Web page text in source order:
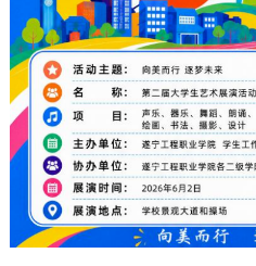
章
程
软
件
学
院
数
助
心
理
健
康
作
创
业
工
作
开
务
信
息
系
我
们
联